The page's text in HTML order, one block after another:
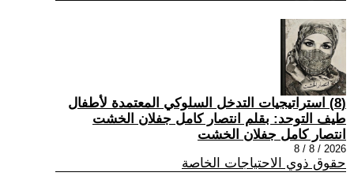
(8) استراتيجيات التدخل السلوكي المعتمدة لأطفال
طيف التوحد: بقلم انتصار كامل جفلان الخشت
انتصار كامل جفلان الخشت
2026 / 8 / 8
حقوق ذوي الاحتياجات الخاصة